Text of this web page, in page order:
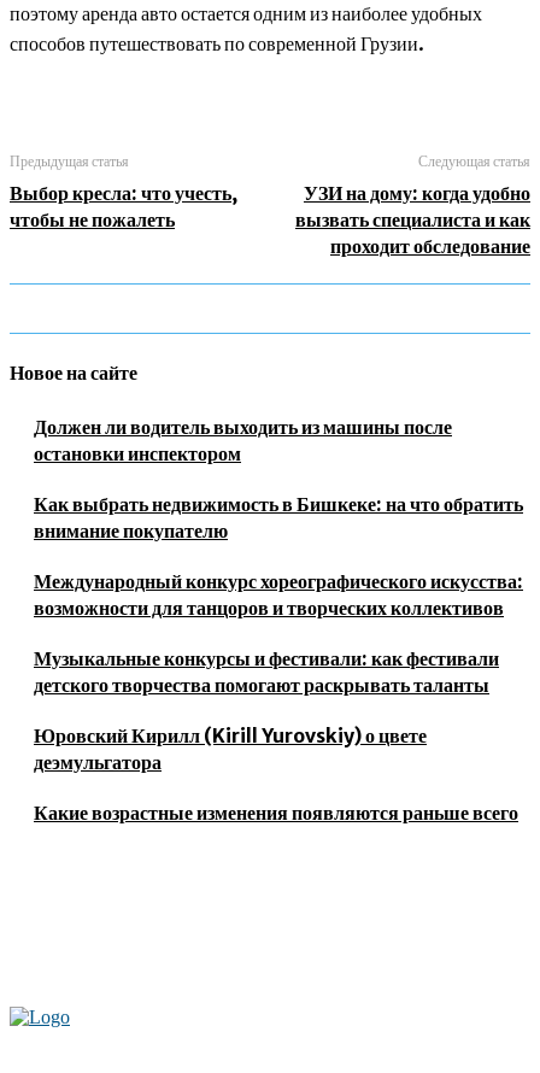
поэтому аренда авто остается одним из наиболее удобных
способов путешествовать по современной Грузии.
Предыдущая статья
Выбор кресла: что учесть,
чтобы не пожалеть
Следующая статья
УЗИ на дому: когда удобно
вызвать специалиста и как
проходит обследование
Новое на сайте
Должен ли водитель выходить из машины после
остановки инспектором
Как выбрать недвижимость в Бишкеке: на что обратить
внимание покупателю
Международный конкурс хореографического искусства:
возможности для танцоров и творческих коллективов
Музыкальные конкурсы и фестивали: как фестивали
детского творчества помогают раскрывать таланты
Юровский Кирилл (Kirill Yurovskiy) о цвете
деэмульгатора
Какие возрастные изменения появляются раньше всего